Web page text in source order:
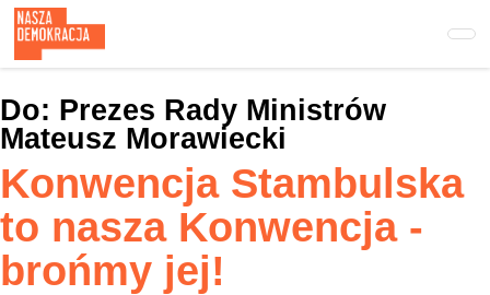
Przejdź
do
treści
głównej
Do: Prezes Rady Ministrów
Mateusz Morawiecki
Konwencja Stambulska
to nasza Konwencja -
brońmy jej!